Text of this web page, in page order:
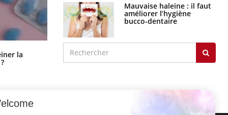
la Pourquoi manger moins de
protéines pourrait finalement être
Mauvaise haleine : il faut
améliorer l’hygiène
bucco-dentaire